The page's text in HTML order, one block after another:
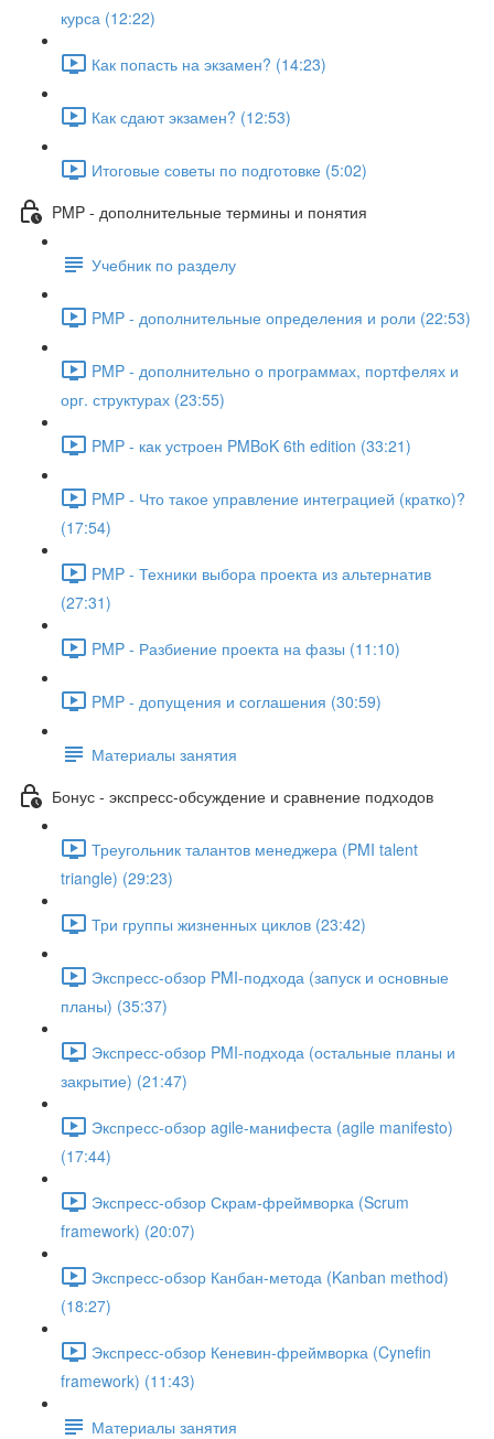
курса (12:22)
Как попасть на экзамен? (14:23)
Как сдают экзамен? (12:53)
Итоговые советы по подготовке (5:02)
PMP - дополнительные термины и понятия
Учебник по разделу
PMP - дополнительные определения и роли (22:53)
PMP - дополнительно о программах, портфелях и
орг. структурах (23:55)
PMP - как устроен PMBoK 6th edition (33:21)
PMP - Что такое управление интеграцией (кратко)?
(17:54)
PMP - Техники выбора проекта из альтернатив
(27:31)
PMP - Разбиение проекта на фазы (11:10)
PMP - допущения и соглашения (30:59)
Материалы занятия
Бонус - экспресс-обсуждение и сравнение подходов
Треугольник талантов менеджера (PMI talent
triangle) (29:23)
Три группы жизненных циклов (23:42)
Экспресс-обзор PMI-подхода (запуск и основные
планы) (35:37)
Экспресс-обзор PMI-подхода (остальные планы и
закрытие) (21:47)
Экспресс-обзор agile-манифеста (agile manifesto)
(17:44)
Экспресс-обзор Скрам-фреймворка (Scrum
framework) (20:07)
Экспресс-обзор Канбан-метода (Kanban method)
(18:27)
Экспресс-обзор Кеневин-фреймворка (Cynefin
framework) (11:43)
Материалы занятия